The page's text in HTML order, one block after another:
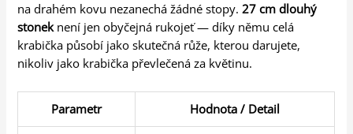
na drahém kovu nezanechá žádné stopy.27 cm dlouhý
stoneknení jen obyčejná rukojeť — díky němu celá
krabička působí jako skutečná růže, kterou darujete,
nikoliv jako krabička převlečená za květinu.
Parametr Hodnota / Detail